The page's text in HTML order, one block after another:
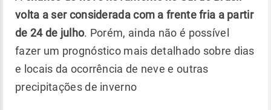
volta a ser considerada com a frente fria a partir
de 24 de julho. Porém, ainda não é possível
fazer um prognóstico mais detalhado sobre dias
e locais da ocorrência de neve e outras
precipitações de inverno